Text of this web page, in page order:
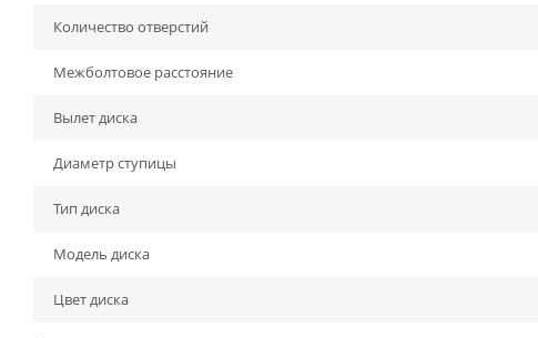
Количество отверстий
Межболтовое расстояние
Вылет диска
Диаметр ступицы
Тип диска
Модель диска
Цвет диска